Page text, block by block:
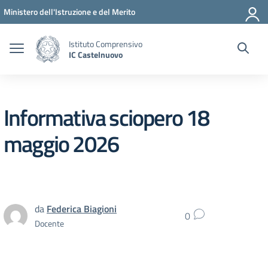
Vai ai contenuti
Vai al menu di navigazione
Vai al footer
Ministero dell'Istruzione e del Merito
Istituto Comprensivo
IC Castelnuovo
Informativa sciopero 18
maggio 2026
da Federica Biagioni
Docente 0